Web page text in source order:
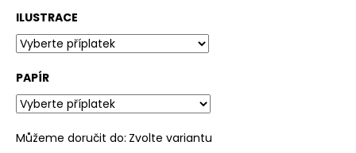
ILUSTRACE
PAPÍR
Můžeme doručit do: Zvolte variantu